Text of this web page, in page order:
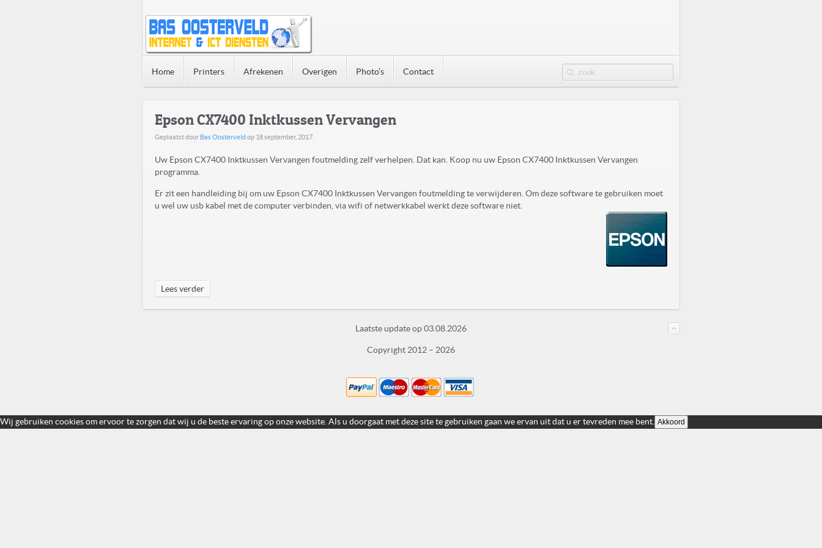
Home Printers Afrekenen Overigen Photo’s Contact
Epson CX7400 Inktkussen Vervangen
Geplaatst door Bas Oosterveldop 18 september, 2017
Uw Epson CX7400 Inktkussen Vervangen foutmelding zelf verhelpen. Dat kan. Koop nu uw Epson CX7400 Inktkussen Vervangen
programma.
Er zit een handleiding bij om uw Epson CX7400 Inktkussen Vervangen foutmelding te verwijderen. Om deze software te gebruiken moet
u wel uw usb kabel met de computer verbinden, via wifi of netwerkkabel werkt deze software niet.
Lees verder
Laatste update op 03.08.2026
Copyright 2012 – 2026
Wij gebruiken cookies om ervoor te zorgen dat wij u de beste ervaring op onze website. Als u doorgaat met deze site te gebruiken gaan we ervan uit dat u er tevreden mee bent. Akkoord